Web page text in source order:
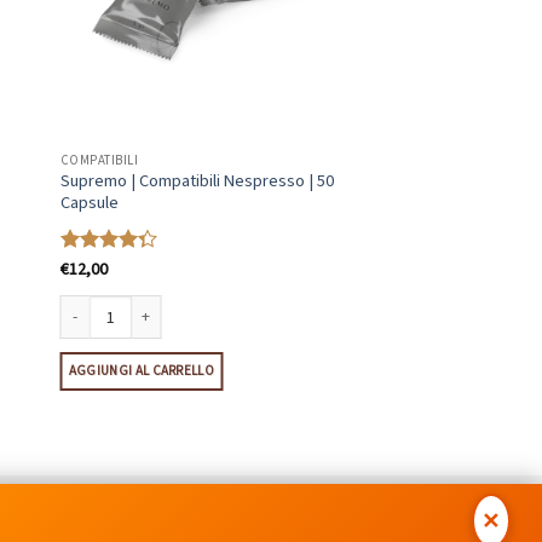
COMPATIBILI
Supremo | Compatibili Nespresso | 50
Capsule
Valutato
€12,00
Supremo | Compatibili Nespresso | 50 Capsule quantità
AGGIUNGI AL CARRELLO
✕